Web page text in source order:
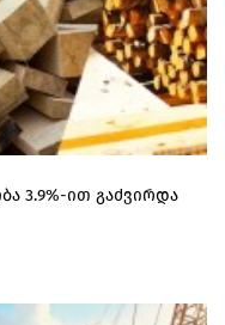
3.9%-ით გაძვირდა